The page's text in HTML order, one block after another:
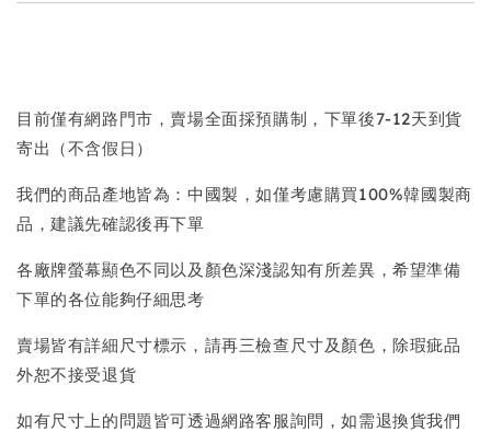
目前僅有網路門市，賣場全面採預購制，下單後7-12天到貨
寄出（不含假日）
我們的商品產地皆為：中國製，如僅考慮購買100%韓國製商
品，建議先確認後再下單
各廠牌螢幕顯色不同以及顏色深淺認知有所差異，希望準備
下單的各位能夠仔細思考
賣場皆有詳細尺寸標示，請再三檢查尺寸及顏色，除瑕疵品
外恕不接受退貨
如有尺寸上的問題皆可透過網路客服詢問，如需退換貨我們